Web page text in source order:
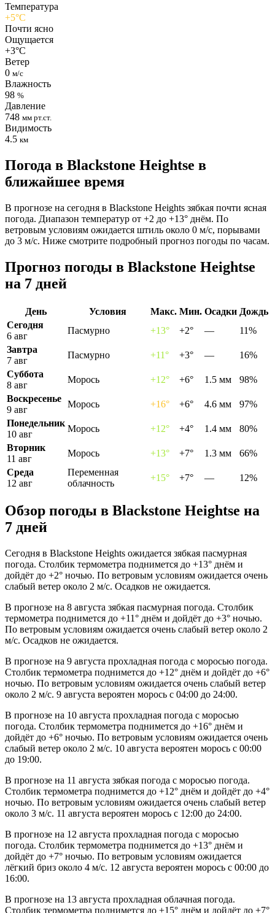
Температура
+5°C
Почти ясно
Ощущается
+3°C
Ветер
0 м/с
Влажность
98 %
Давление
748 мм рт.ст.
Видимость
4.5 км
Погода в Blackstone Heightsе в
ближайшее время
В прогнозе на сегодня в Blackstone Heights зябкая почти ясная
погода. Диапазон температур от +2 до +13° днём. По
ветровым условиям ожидается штиль около 0 м/с, порывами
до 3 м/с. Ниже смотрите подробный прогноз погоды по часам.
Прогноз погоды в Blackstone Heightsе
на 7 дней
День Условия Макс. Мин. Осадки Дождь
Сегодня
6 авг
Пасмурно +13° +2° —
11%
Завтра
7 авг
Пасмурно +11° +3° —
16%
Суббота
8 авг
Морось +12° +6° 1.5 мм
98%
Воскресенье
9 авг
Морось +16° +6° 4.6 мм
97%
Понедельник
10 авг
Морось +12° +4° 1.4 мм
80%
Вторник
11 авг
Морось +13° +7° 1.3 мм
66%
Среда
12 авг
Переменная
облачность
+15° +7° — 12%
Обзор погоды в Blackstone Heightsе на
7 дней
Сегодня в Blackstone Heights ожидается зябкая пасмурная
погода. Столбик термометра поднимется до +13° днём и
дойдёт до +2° ночью. По ветровым условиям ожидается очень
слабый ветер около 2 м/с. Осадков не ожидается.
В прогнозе на 8 августа зябкая пасмурная погода. Столбик
термометра поднимется до +11° днём и дойдёт до +3° ночью.
По ветровым условиям ожидается очень слабый ветер около 2
м/с. Осадков не ожидается.
В прогнозе на 9 августа прохладная погода с моросью погода.
Столбик термометра поднимется до +12° днём и дойдёт до +6°
ночью. По ветровым условиям ожидается очень слабый ветер
около 2 м/с. 9 августа вероятен морось с 04:00 до 24:00.
В прогнозе на 10 августа прохладная погода с моросью
погода. Столбик термометра поднимется до +16° днём и
дойдёт до +6° ночью. По ветровым условиям ожидается очень
слабый ветер около 2 м/с. 10 августа вероятен морось с 00:00
до 19:00.
В прогнозе на 11 августа зябкая погода с моросью погода.
Столбик термометра поднимется до +12° днём и дойдёт до +4°
ночью. По ветровым условиям ожидается очень слабый ветер
около 3 м/с. 11 августа вероятен морось с 12:00 до 24:00.
В прогнозе на 12 августа прохладная погода с моросью
погода. Столбик термометра поднимется до +13° днём и
дойдёт до +7° ночью. По ветровым условиям ожидается
лёгкий бриз около 4 м/с. 12 августа вероятен морось с 00:00 до
16:00.
В прогнозе на 13 августа прохладная облачная погода.
Столбик термометра поднимется до +15° днём и дойдёт до +7°